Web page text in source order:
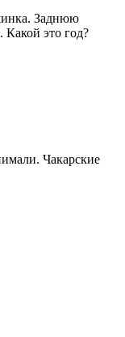
Заднюю
Какой это год?
Чакарские